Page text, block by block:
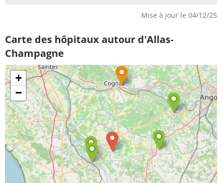
Mise à jour le 04/12/25
Carte des hôpitaux autour d'Allas-
Champagne
+
−